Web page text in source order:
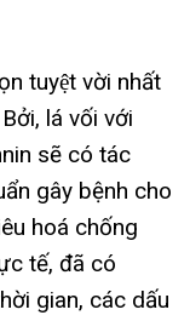
tuyệt vời nhất
lá vối với
sẽ có tác
gây bệnh cho
hoá chống
tế, đã có
gian, các dấu